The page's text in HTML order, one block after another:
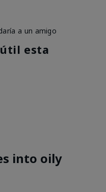
a un amigo
esta
into oily